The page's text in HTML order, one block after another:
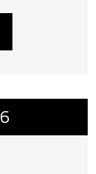
w Galerii-